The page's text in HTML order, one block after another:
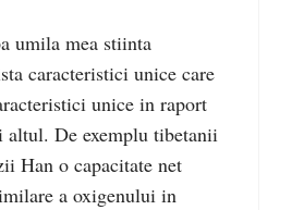
umila mea stiinta
caracteristici unice care
unice in raport
De exemplu tibetanii
Han o capacitate net
a oxigenului in